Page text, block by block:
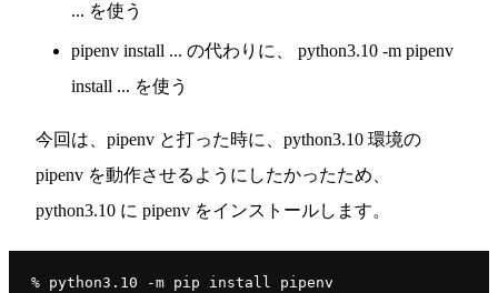
... を使う
pipenv install ... の代わりに、 python3.10 -m pipenv
install ... を使う
今回は、pipenv と打った時に、python3.10 環境の
pipenv を動作させるようにしたかったため、
python3.10 に pipenv をインストールします。
% python3.10 -m pip install pipenv